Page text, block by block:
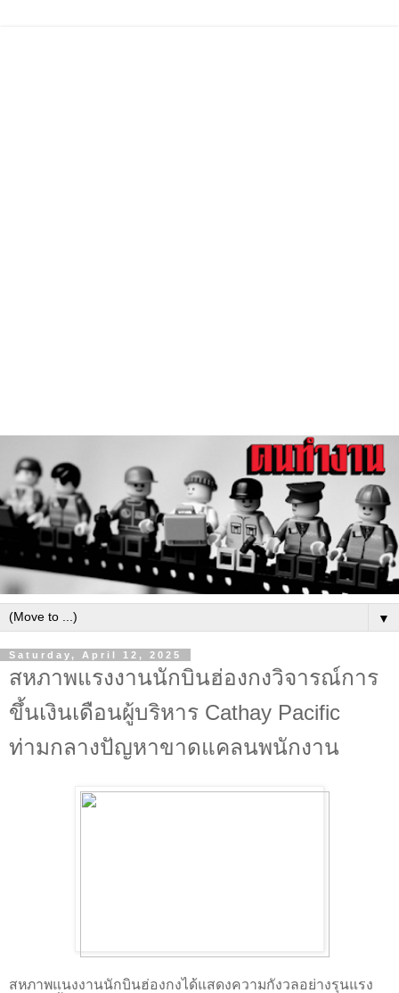
▼
Saturday, April 12, 2025
สหภาพแรงงานนักบินฮ่องกงวิจารณ์การ
ขึ้นเงินเดือนผู้บริหาร Cathay Pacific
ท่ามกลางปัญหาขาดแคลนพนักงาน
สหภาพแนงงานนักบินฮ่องกงได้แสดงความกังวลอย่างรุนแรง